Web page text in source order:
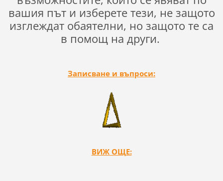
вашия път и изберете тези, не защото
изглеждат обаятелни, но защото те са
в помощ на други.
Записване и въпроси:
ВИЖ ОЩЕ: